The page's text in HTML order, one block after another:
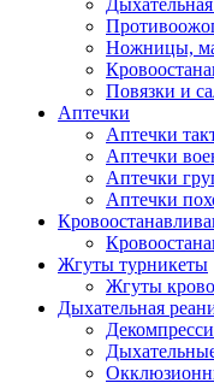
Ножницы,
Повязки и
Аптечки
Аптечки
Аптечки
Аптечки
Аптечки
Жгуты турникеты
Жгуты
Дыхательная